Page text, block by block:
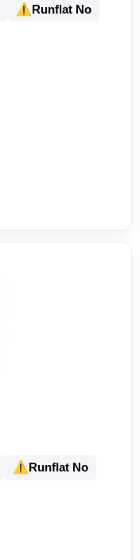
⚠️Runflat No
⚠️Runflat No